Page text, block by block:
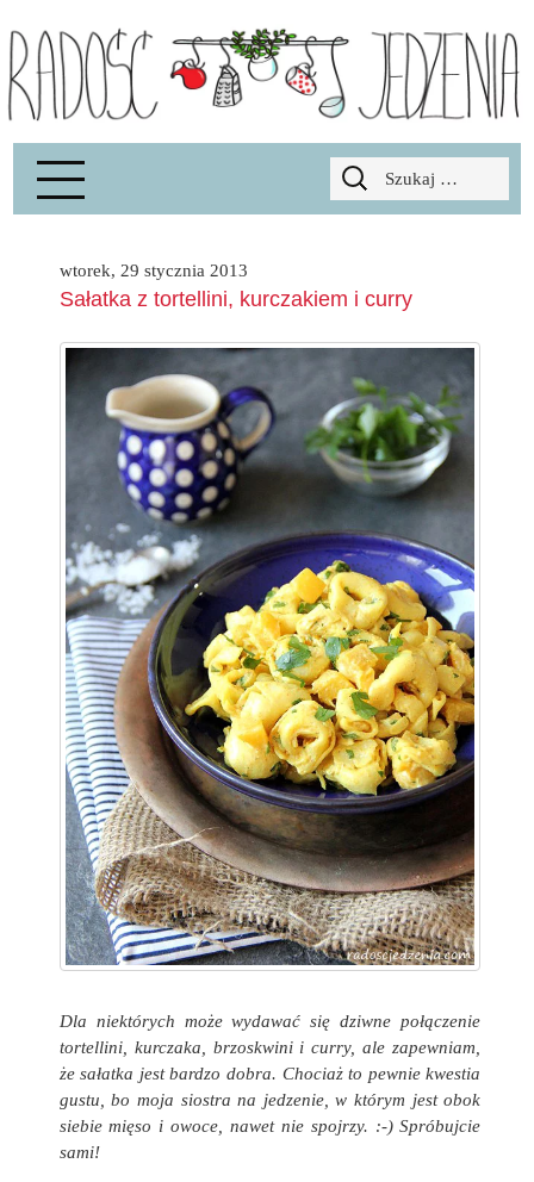
Radość Jedzenia – blog kulinarny
Szukaj:
wtorek, 29 stycznia 2013
Sałatka z tortellini, kurczakiem i curry
Dla niektórych może wydawać się dziwne połączenie
tortellini, kurczaka, brzoskwini i curry, ale zapewniam,
że sałatka jest bardzo dobra. Chociaż to pewnie kwestia
gustu, bo moja siostra na jedzenie, w którym jest obok
siebie mięso i owoce, nawet nie spojrzy. :-) Spróbujcie
sami!